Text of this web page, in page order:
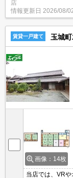
店
情報更新日 2026/08/
賃貸一戸建て 玉城
画像：14枚
当店では、VRや